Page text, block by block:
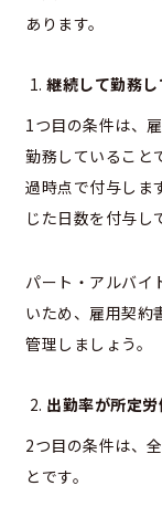
あります。
継続して勤務
1つ目の条件は、
勤務していること
過時点で付与しま
じた日数を付与し
パート・アルバイ
いため、雇用契約
管理しましょう。
出勤率が所定
2つ目の条件は、
とです。